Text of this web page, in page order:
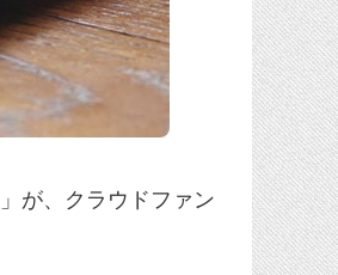
」が、クラウドファン